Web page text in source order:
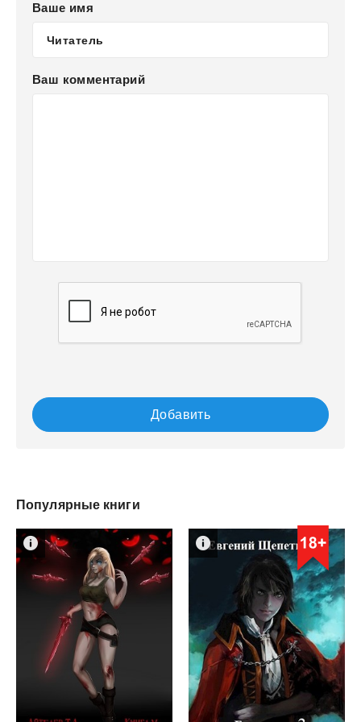
Ваше имя
Ваш комментарий
Добавить
Популярные книги